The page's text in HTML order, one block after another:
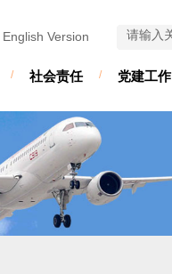
English Version
/ 社会责任 / 党建工作